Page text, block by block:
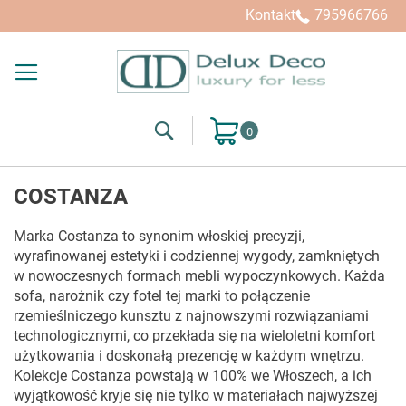
Kontakt 795966766
SearchMój koszyk
COSTANZA
Marka Costanza to synonim włoskiej precyzji,
wyrafinowanej estetyki i codziennej wygody, zamkniętych
w nowoczesnych formach mebli wypoczynkowych. Każda
sofa, narożnik czy fotel tej marki to połączenie
rzemieślniczego kunsztu z najnowszymi rozwiązaniami
technologicznymi, co przekłada się na wieloletni komfort
użytkowania i doskonałą prezencję w każdym wnętrzu.
Kolekcje Costanza powstają w 100% we Włoszech, a ich
wyjątkowość kryje się nie tylko w materiałach najwyższej